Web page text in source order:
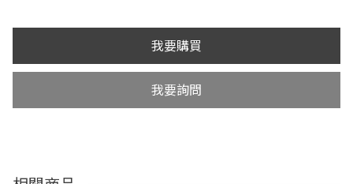
我要購買
我要詢問